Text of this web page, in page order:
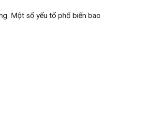
Một số yếu tố phổ biến bao